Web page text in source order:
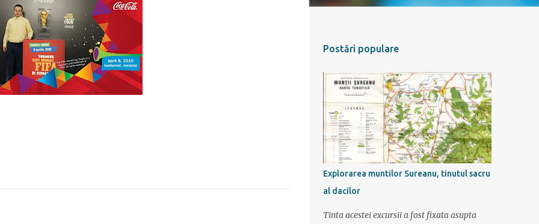
Postări populare
Explorarea muntilor Sureanu, tinutul sacru
al dacilor
Tinta acestei excursii a fost fixata asupta